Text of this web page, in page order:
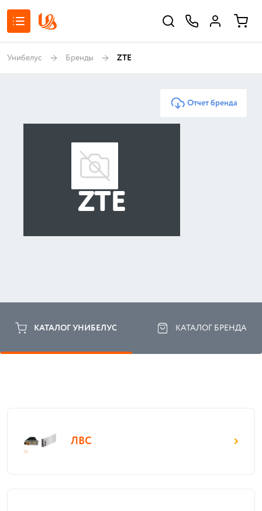
Унибелус Бренды ZTE
Отчет бренда
ZTE
КАТАЛОГ УНИБЕЛУС КАТАЛОГ БРЕНДА
ЛВС